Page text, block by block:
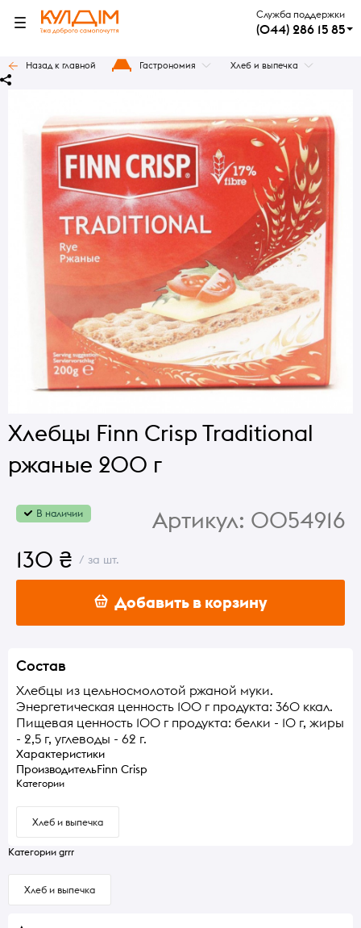
Служба поддержки
(044) 286 15 85
Назад к главной Гастрономия Хлеб и выпечка
Хлебцы Finn Crisp Traditional
ржаные 200 г
В наличии Артикул: 0054916
130 ₴ / за шт.
Добавить в корзину
Состав
Хлебцы из цельносмолотой ржаной муки.
Энергетическая ценность 100 г продукта: 360 ккал.
Пищевая ценность 100 г продукта: белки - 10 г, жиры
- 2,5 г, углеводы - 62 г.
Характеристики
ПроизводительFinn Crisp
Категории
Хлеб и выпечка
Категории grrr
Хлеб и выпечка